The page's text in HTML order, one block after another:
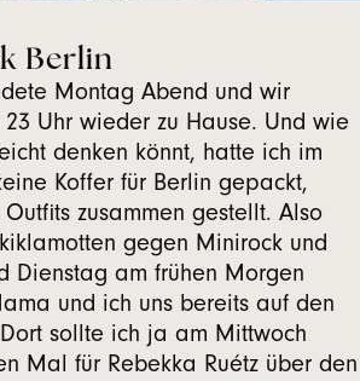
Berlin
Montag Abend und wir
Uhr wieder zu Hause. Und wie
denken könnt, hatte ich im
Koffer für Berlin gepackt,
zusammen gestellt. Also
gegen Minirock und
Dienstag am frühen Morgen
und ich uns bereits auf den
sollte ich ja am Mittwoch
Mal für Rebekka Ruétz über den